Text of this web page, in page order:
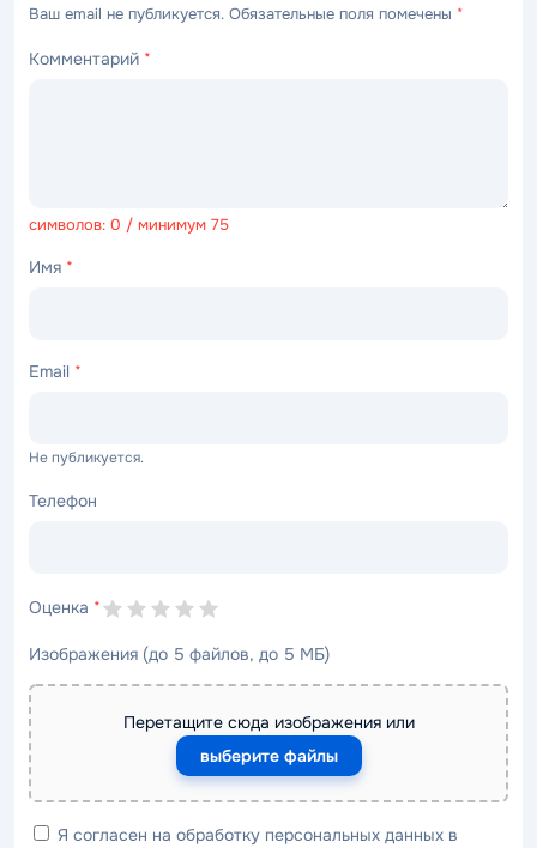
Ваш email не публикуется. Обязательные поля помечены *
Комментарий *
символов: 0 / минимум 75
Имя *
Email *
Не публикуется.
Телефон
Оценка *
Изображения (до 5 файлов, до 5 МБ)
Перетащите сюда изображения или
выберите файлы
Я согласен на обработку персональных данных в